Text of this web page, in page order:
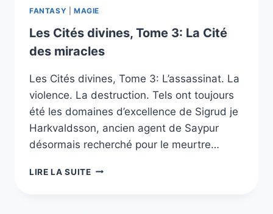
FANTASY MAGIE
Les Cités divines, Tome 3: La Cité
des miracles
Les Cités divines, Tome 3: L’assassinat. La
violence. La destruction. Tels ont toujours
été les domaines d’excellence de Sigrud je
Harkvaldsson, ancien agent de Saypur
désormais recherché pour le meurtre…
LIRE LA SUITELES